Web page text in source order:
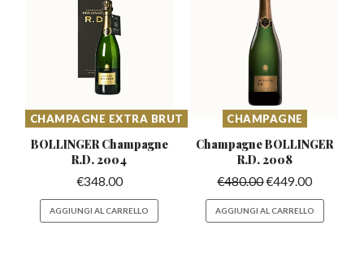
CHAMPAGNE EXTRA BRUT
BOLLINGER Champagne
R.D. 2004
€348.00
AGGIUNGI AL CARRELLO
CHAMPAGNE
Champagne BOLLINGER
R.D. 2008
€480.00€449.00
AGGIUNGI AL CARRELLO